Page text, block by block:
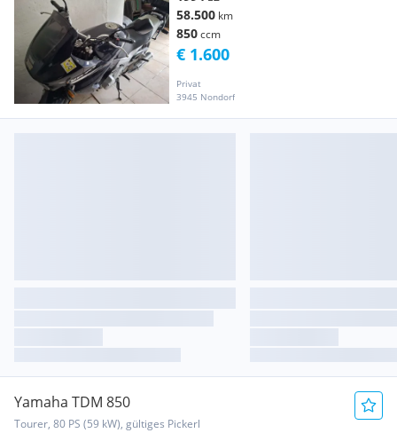
58.500 km
850ccm
Privat
3945 Nondorf
€ 1.600
Yamaha TDM 850
Tourer, 80 PS (59 kW), gültiges Pickerl